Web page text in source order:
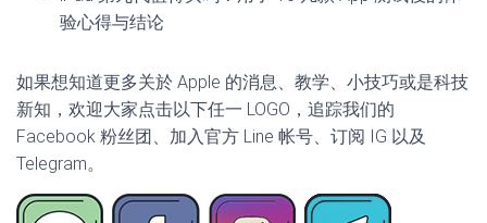
验心得与结论
如果想知道更多关於 Apple 的消息、教学、小技巧或是科技
新知，欢迎大家点击以下任一 LOGO，追踪我们的
Facebook 粉丝团、加入官方 Line 帐号、订阅 IG 以及
Telegram。